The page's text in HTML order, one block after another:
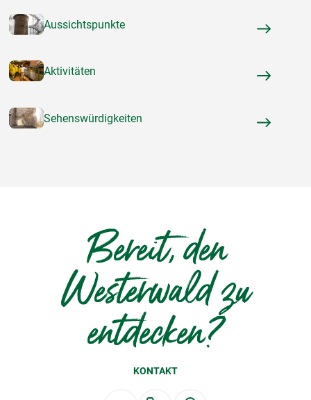
Aussichtspunkte
Aktivitäten
Sehenswürdigkeiten
Bereit, den
Westerwald zu
entdecken?
KONTAKT